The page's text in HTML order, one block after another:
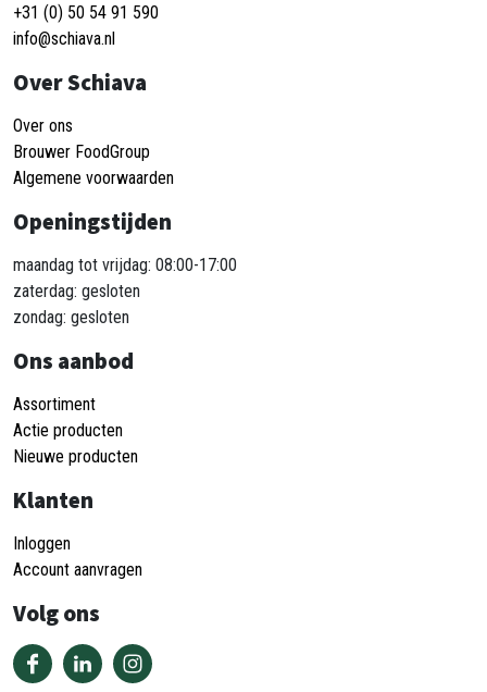
+31 (0) 50 54 91 590
info@schiava.nl
Over Schiava
Over ons
Brouwer FoodGroup
Algemene voorwaarden
Openingstijden
maandag tot vrijdag: 08:00-17:00
zaterdag: gesloten
zondag: gesloten
Ons aanbod
Assortiment
Actie producten
Nieuwe producten
Klanten
Inloggen
Account aanvragen
Volg ons